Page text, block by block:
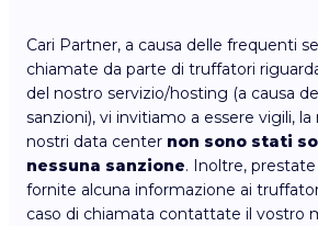
Cari Partner, a causa delle frequenti
chiamate da parte di truffatori
del nostro servizio/hosting (a causa
sanzioni), vi invitiamo a essere vigili, la
nostri data center non sono stati
nessuna sanzione. Inoltre,
fornite alcuna informazione ai
caso di chiamata contattate il vostro